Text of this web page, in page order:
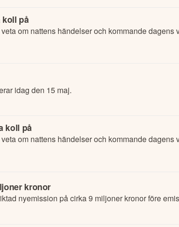
koll på
om nattens händelser och kommande dagens
idag den 15 maj.
koll på
om nattens händelser och kommande dagens
kronor
nyemission på cirka 9 miljoner kronor före